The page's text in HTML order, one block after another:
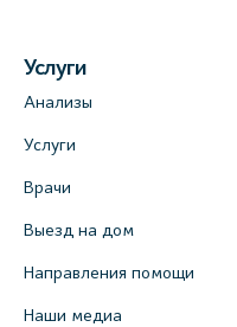
Услуги
Анализы
Услуги
Врачи
Выезд на дом
Направления помощи
Наши медиа